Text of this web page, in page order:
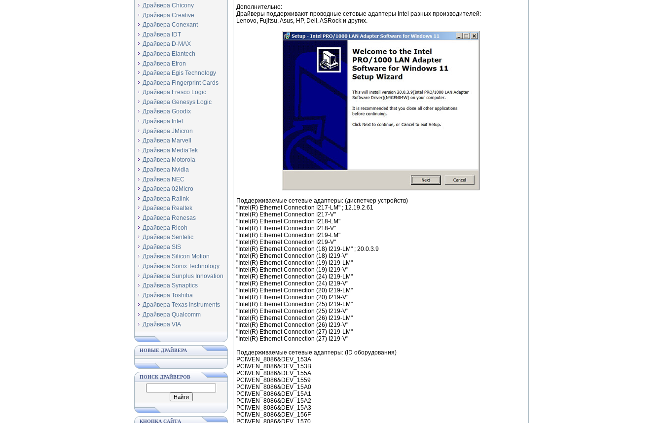
Драйвера Chicony
Драйвера Creative
Драйвера Conexant
Драйвера IDT
Драйвера D-MAX
Драйвера Elantech
Драйвера Etron
Драйвера Egis Technology
Драйвера Fingerprint Cards
Драйвера Fresco Logic
Драйвера Genesys Logic
Драйвера Goodix
Драйвера Intel
Драйвера JMicron
Драйвера Marvell
Драйвера MediaTek
Драйвера Motorola
Драйвера Nvidia
Драйвера NEC
Драйвера 02Micro
Драйвера Ralink
Драйвера Realtek
Драйвера Renesas
Драйвера Ricoh
Драйвера Sentelic
Драйвера SIS
Драйвера Silicon Motion
Драйвера Sonix Technology
Драйвера Sunplus Innovation
Драйвера Synaptics
Драйвера Toshiba
Драйвера Texas Instruments
Драйвера Qualcomm
Драйвера VIA
НОВЫЕ ДРАЙВЕРА
ПОИСК ДРАЙВЕРОВ
КНОПКА САЙТА
Дополнительно:
Драйверы поддерживают проводные сетевые адаптеры Intel разных производителей:
Lenovo, Fujitsu, Asus, HP, Dell, ASRock и других.
Поддерживаемые сетевые адаптеры: (диспетчер устройств)
"Intel(R) Ethernet Connection I217-LM" ; 12.19.2.61
"Intel(R) Ethernet Connection I217-V"
"Intel(R) Ethernet Connection I218-LM"
"Intel(R) Ethernet Connection I218-V"
"Intel(R) Ethernet Connection I219-LM"
"Intel(R) Ethernet Connection I219-V"
"Intel(R) Ethernet Connection (18) I219-LM" ; 20.0.3.9
"Intel(R) Ethernet Connection (18) I219-V"
"Intel(R) Ethernet Connection (19) I219-LM"
"Intel(R) Ethernet Connection (19) I219-V"
"Intel(R) Ethernet Connection (24) I219-LM"
"Intel(R) Ethernet Connection (24) I219-V"
"Intel(R) Ethernet Connection (20) I219-LM"
"Intel(R) Ethernet Connection (20) I219-V"
"Intel(R) Ethernet Connection (25) I219-LM"
"Intel(R) Ethernet Connection (25) I219-V"
"Intel(R) Ethernet Connection (26) I219-LM"
"Intel(R) Ethernet Connection (26) I219-V"
"Intel(R) Ethernet Connection (27) I219-LM"
"Intel(R) Ethernet Connection (27) I219-V"
Поддерживаемые сетевые адаптеры: (ID оборудования)
PCI\VEN_8086&DEV_153A
PCI\VEN_8086&DEV_153B
PCI\VEN_8086&DEV_155A
PCI\VEN_8086&DEV_1559
PCI\VEN_8086&DEV_15A0
PCI\VEN_8086&DEV_15A1
PCI\VEN_8086&DEV_15A2
PCI\VEN_8086&DEV_15A3
PCI\VEN_8086&DEV_156F
PCI\VEN_8086&DEV_1570